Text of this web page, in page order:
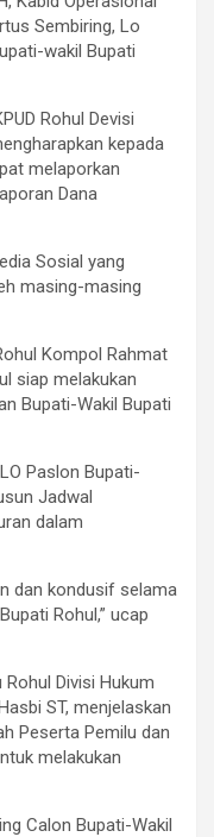
Sembiring, Lo
wakil Bupati
Rohul Devisi
kepada
melaporkan
Dana
Sosial yang
masing-masing
Kompol Rahmat
siap melakukan
Bupati-Wakil Bupati
Paslon Bupati-
Jadwal
dalam
dan kondusif selama
Rohul,” ucap
Divisi Hukum
ST, menjelaskan
Peserta Pemilu dan
melakukan
Calon Bupati-Wakil